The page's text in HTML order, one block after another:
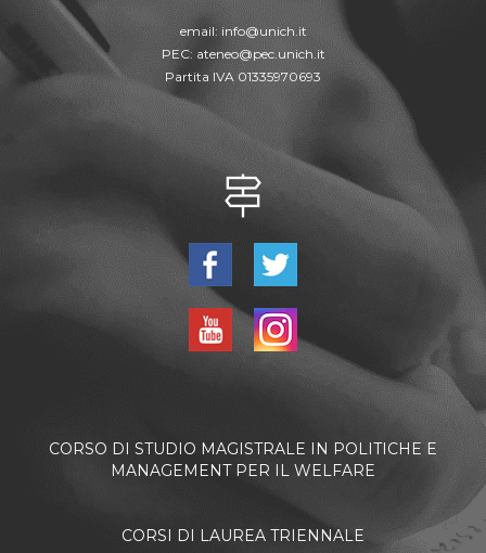
email: info@unich.it
PEC: ateneo@pec.unich.it
Partita IVA 01335970693
CORSO DI STUDIO MAGISTRALE IN POLITICHE E
MANAGEMENT PER IL WELFARE
CORSI DI LAUREA TRIENNALE